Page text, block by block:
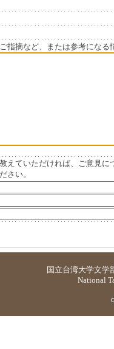
指摘など、または参考になる
えていただければ、ご意見
さい。
国立台湾大学文学
National